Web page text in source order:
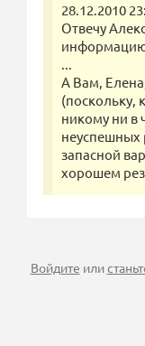
28.12.2010
Отвечу
информацию
...
А Вам,
(поскольку,
никому ни в
неуспешных
запасной
хорошем
Войдите или